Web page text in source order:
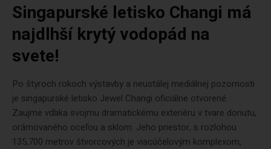
Singapurské letisko Changi má
najdlhší krytý vodopád na
svete!
Po štyroch rokoch výstavby a neustálej mediálnej pozornosti
je singapurské letisko Jewel Changi oficiálne otvorené.
Zaujme vďaka svojmu dramatickému exteriéru v tvare donutu,
orámovaného oceľou a sklom. Jeho priestor, s rozlohou
135,700 metrov štvorcových je viacúčelovým komplexom,